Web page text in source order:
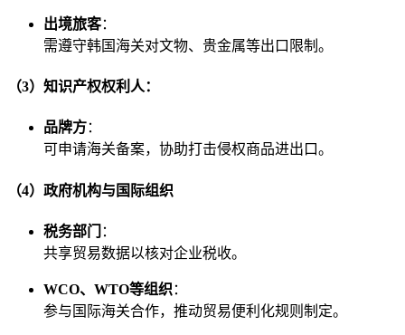
出境旅客：
需遵守韩国海关对文物、贵金属等出口限制。
（3）知识产权权利人：
品牌方：
可申请海关备案，协助打击侵权商品进出口。
（4）政府机构与国际组织
税务部门
：
共享贸易数据以核对企业税收。
WCO、WTO等组织 ：
参与国际海关合作，推动贸易便利化规则制定。